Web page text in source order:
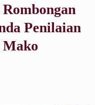
Penilaian
Mako